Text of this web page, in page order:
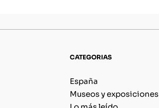
CATEGORIAS
España
Museos y exposiciones